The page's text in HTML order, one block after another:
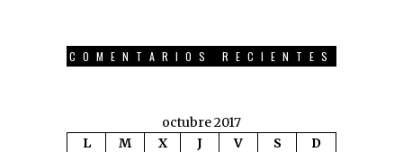
COMENTARIOS RECIENTES
octubre 2017
L
M X J V S D